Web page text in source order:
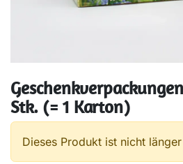
Stk. (= 1 Karton)
Dieses Produkt ist nicht